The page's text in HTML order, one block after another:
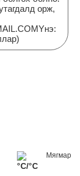
орж,
Мягмар
°C/°C